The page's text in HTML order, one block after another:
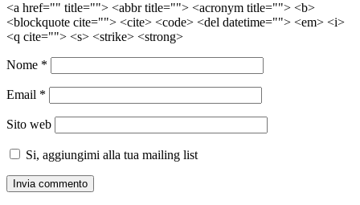
<a href="" title=""> <abbr title=""> <acronym title=""> <b>
<blockquote cite=""> <cite> <code> <del datetime=""> <em> <i>
<q cite=""> <s> <strike> <strong>
Nome *
Email *
Sito web
Si, aggiungimi alla tua mailing list